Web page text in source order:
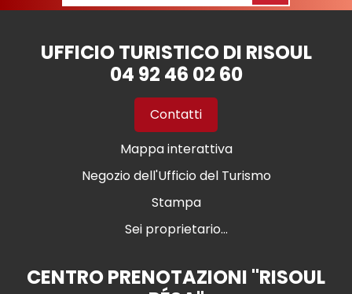
UFFICIO TURISTICO DI RISOUL
04 92 46 02 60
Contatti
Mappa interattiva
Negozio dell'Ufficio del Turismo
Stampa
Sei proprietario...
CENTRO PRENOTAZIONI "RISOUL